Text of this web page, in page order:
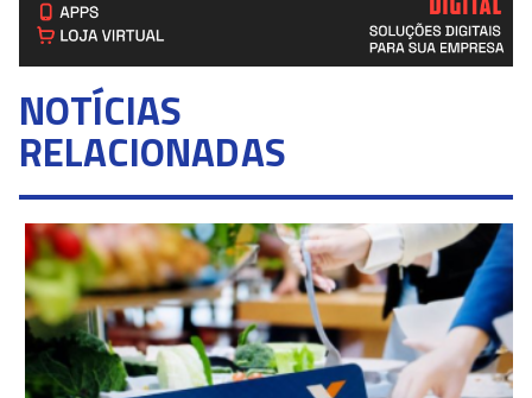
NOTÍCIAS
RELACIONADAS